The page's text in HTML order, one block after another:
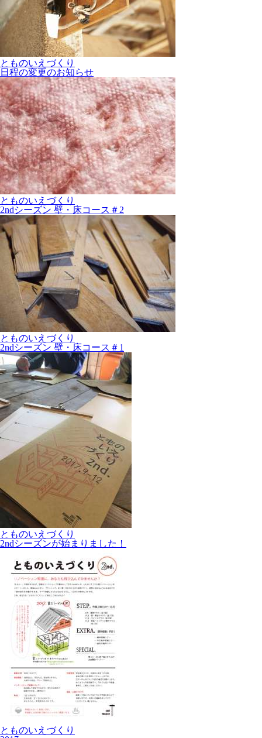
とものいえづくり
日程の変更のお知らせ
とものいえづくり
2ndシーズン 壁・床コース＃2
とものいえづくり
2ndシーズン 壁・床コース＃1
とものいえづくり
2ndシーズンが始まりました！
とものいえづくり